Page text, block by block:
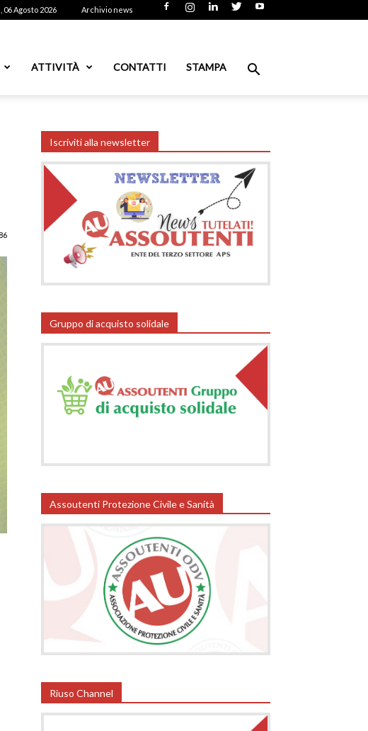
06 Agosto 2026 Archivio news
ATTIVITÀ CONTATTI STAMPA
Iscriviti alla newsletter
Gruppo di acquisto solidale
Assoutenti Protezione Civile e Sanità
Riuso Channel